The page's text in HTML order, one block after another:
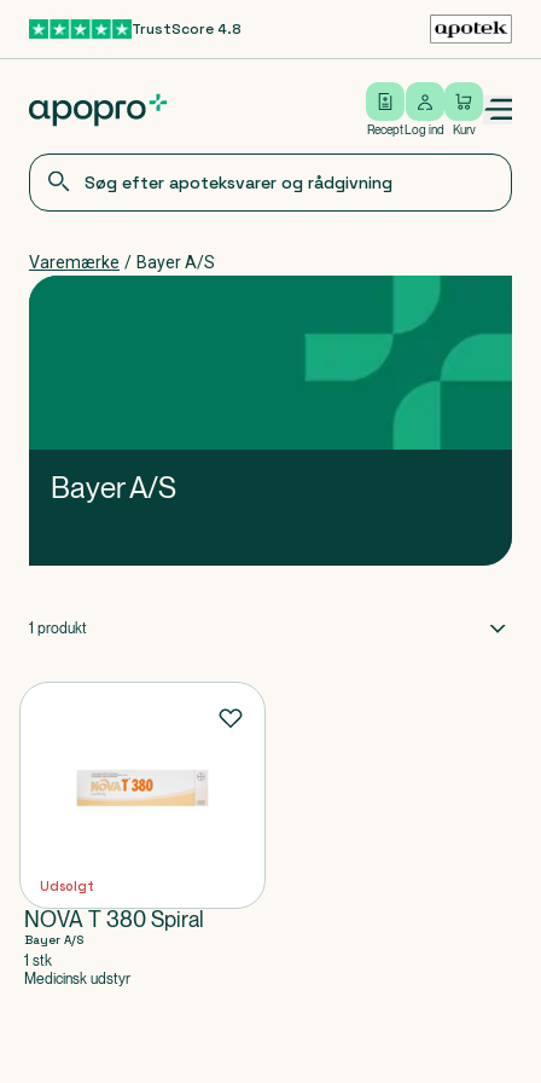
Gå til hovedindholdTrustScore 4.8
Recept
Log ind
Log ind Kurv
Open/close menu
Varemærke / Bayer A/S
Bayer A/S
1 produkt
Udsolgt
NOVA T 380 Spiral
Bayer A/S
1 stk
Medicinsk udstyr